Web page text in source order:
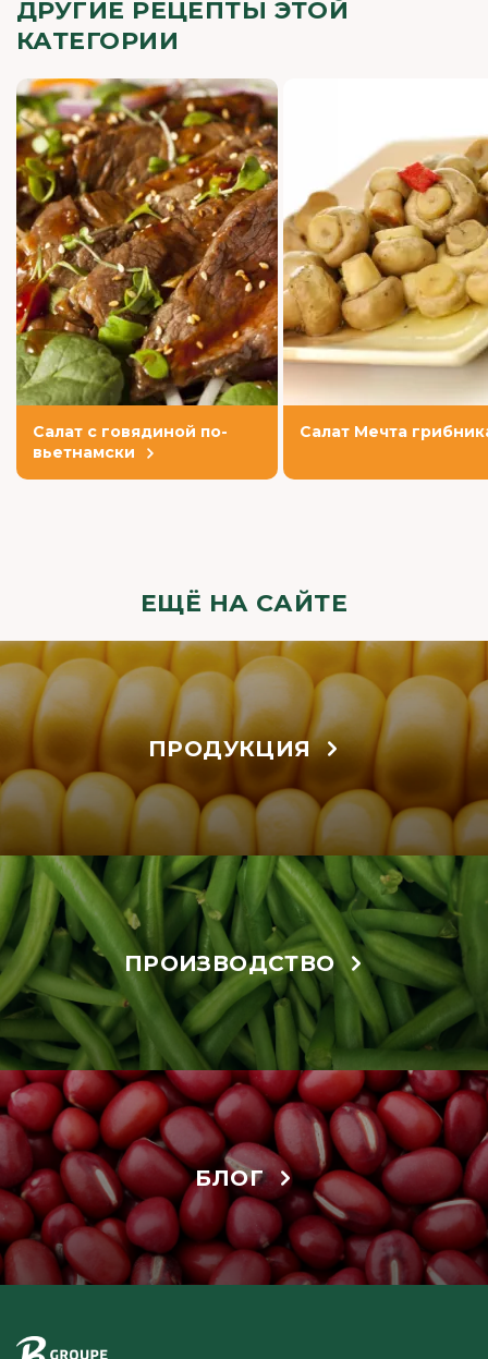
ДРУГИЕ РЕЦЕПТЫ ЭТОЙ
КАТЕГОРИИ
Салат с говядиной по-
вьетнамски
Салат Мечта
ЕЩЁ НА САЙТЕ
ПРОДУКЦИЯ
ПРОИЗВОДСТВО
БЛОГ